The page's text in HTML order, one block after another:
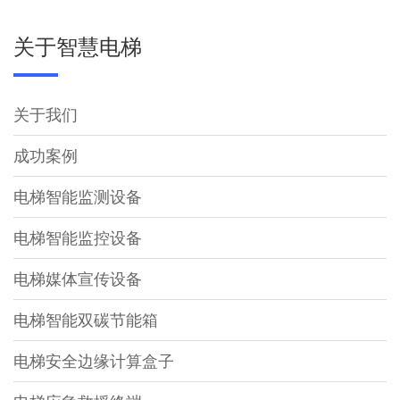
关于智慧电梯
关于我们
成功案例
电梯智能监测设备
电梯智能监控设备
电梯媒体宣传设备
电梯智能双碳节能箱
电梯安全边缘计算盒子